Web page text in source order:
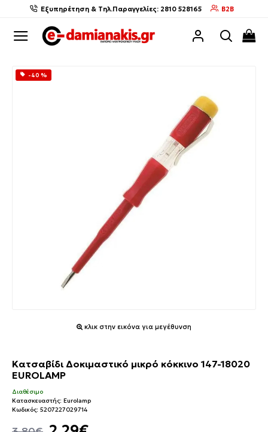
Εξυπηρέτηση & Τηλ.Παραγγελίες: 2810 528165 B2B
-40 %
κλικ στην εικόνα για μεγέθυνση
Κατσαβίδι Δοκιμαστικό μικρό κόκκινο 147-18020
EUROLAMP
Διαθέσιμο
Κατασκευαστής: Eurolamp
Κωδικός: 5207227029714